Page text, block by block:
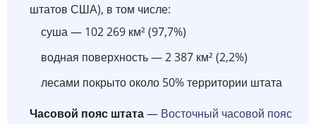
штатов США), в том числе:
суша — 102 269 км² (97,7%)
водная поверхность — 2 387 км² (2,2%)
лесами покрыто около 50% территории штата
Часовой пояс штата— Восточный часовой пояс